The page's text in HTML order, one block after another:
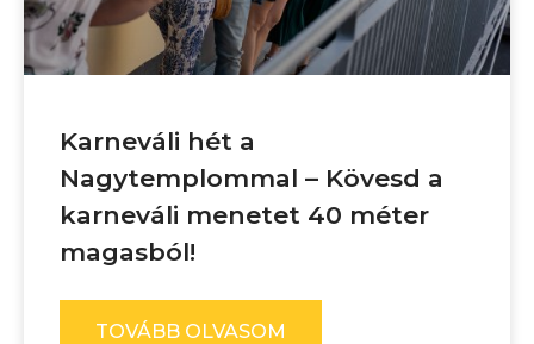
Karneváli hét a
Nagytemplommal – Kövesd a
karneváli menetet 40 méter
magasból!
TOVÁBB OLVASOM